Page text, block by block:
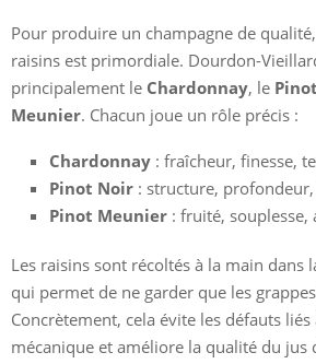
Pour produire un champagne de
raisins est primordiale. Dourdon-
principalement le Chardonnay, le
Meunier. Chacun joue un rôle précis :
Chardonnay : fraîcheur, finesse,
Pinot Noir : structure,
Pinot Meunier : fruité, souplesse,
Les raisins sont récoltés à la main dans
qui permet de ne garder que les
Concrètement, cela évite les défauts
mécanique et améliore la qualité du jus